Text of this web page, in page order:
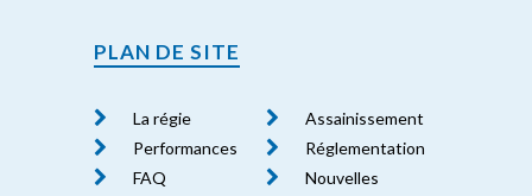
PLAN DE SITE
La régie
Assainissement
Performances
Réglementation
FAQ
Nouvelles